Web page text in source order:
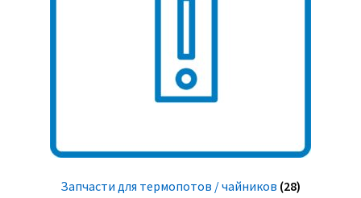
Запчасти для термопотов / чайников (28)